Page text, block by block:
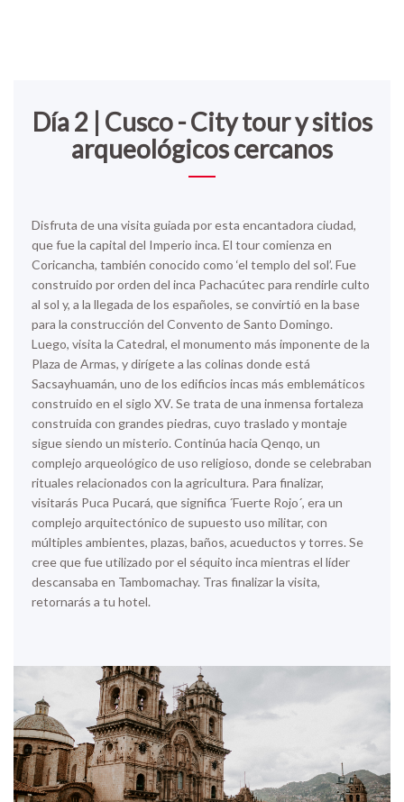
Día 2 | Cusco - City tour y sitios
arqueológicos cercanos
Disfruta de una visita guiada por esta encantadora ciudad,
que fue la capital del Imperio inca. El tour comienza en
Coricancha, también conocido como ‘el templo del sol’. Fue
construido por orden del inca Pachacútec para rendirle culto
al sol y, a la llegada de los españoles, se convirtió en la base
para la construcción del Convento de Santo Domingo.
Luego, visita la Catedral, el monumento más imponente de la
Plaza de Armas, y dirígete a las colinas donde está
Sacsayhuamán, uno de los edificios incas más emblemáticos
construido en el siglo XV. Se trata de una inmensa fortaleza
construida con grandes piedras, cuyo traslado y montaje
sigue siendo un misterio. Continúa hacia Qenqo, un
complejo arqueológico de uso religioso, donde se celebraban
rituales relacionados con la agricultura. Para finalizar,
visitarás Puca Pucará, que significa ´Fuerte Rojo´, era un
complejo arquitectónico de supuesto uso militar, con
múltiples ambientes, plazas, baños, acueductos y torres. Se
cree que fue utilizado por el séquito inca mientras el líder
descansaba en Tambomachay. Tras finalizar la visita,
retornarás a tu hotel.